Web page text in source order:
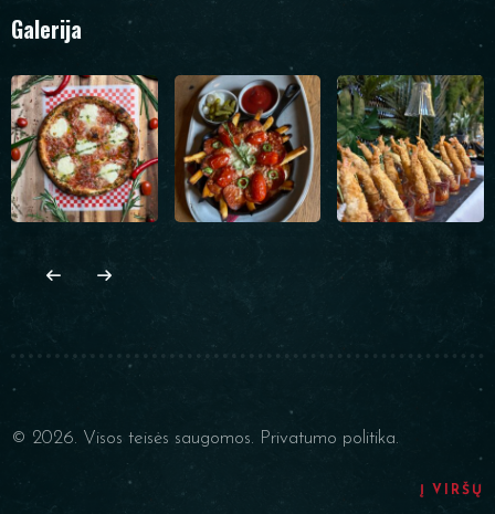
Galerija
© 2026. Visos teisės saugomos. Privatumo politika.
Į VIRŠŲ